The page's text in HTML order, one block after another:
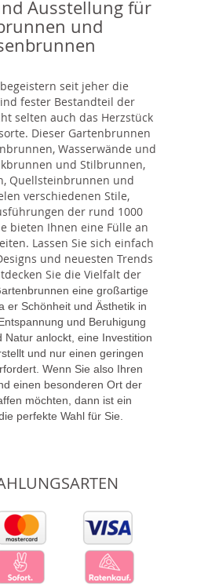
Ausstellung für
und
seit jeher die
fester Bestandteil der
selten auch das Herzstück
Dieser Gartenbrunnen
Wasserwände und
und Stilbrunnen,
Quellsteinbrunnen und
verschiedenen Stile,
der rund 1000
bieten Ihnen eine Fülle an
Lassen Sie sich einfach
und neuesten Trends
Sie die Vielfalt der
eine großartige
er Schönheit und Ästhetik in
und Beruhigung
Natur anlockt, eine Investition
und nur einen geringen
Wenn Sie also Ihren
einen besonderen Ort der
möchten, dann ist ein
perfekte Wahl für Sie.